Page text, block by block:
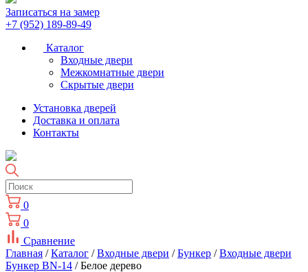
Записаться на замер
+7 (952) 189-89-49
Каталог
Входные двери
Межкомнатные двери
Скрытые двери
Установка дверей
Доставка и оплата
Контакты
0
0
Сравнение
Главная /Каталог /Входные двери /Бункер /Входные двери
Бункер BN-14 / Белое дерево